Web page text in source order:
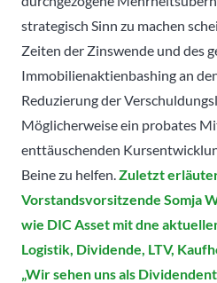
strategisch Sinn zu machen
Zeiten der Zinswende und des
Immobilienaktienbashing an
Reduzierung der
Möglicherweise ein probates
enttäuschenden
Beine zu helfen.Zuletzt
Vorstandsvorsitzende Somja
wie DIC Asset mit dne
Logistik, Dividende, LTV,
„Wir sehen uns als